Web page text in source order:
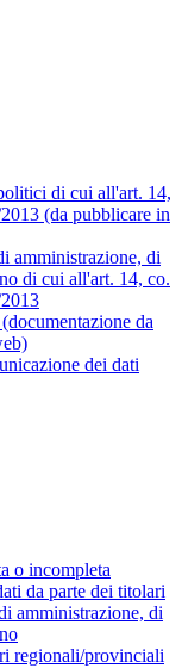
di cui all'art. 14,
(da pubblicare in
amministrazione, di
di cui all'art. 14, co.
da
dei dati
o incompleta
da parte dei titolari
amministrazione, di
regionali/provinciali